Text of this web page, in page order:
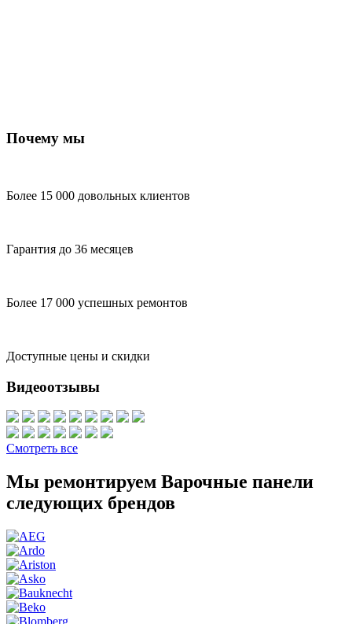
Почему мы
Более 15 000 довольных клиентов
Гарантия до 36 месяцев
Более 17 000 успешных ремонтов
Доступные цены и скидки
Видеоотзывы
Смотреть все
Мы ремонтируем Варочные панели
следующих брендов